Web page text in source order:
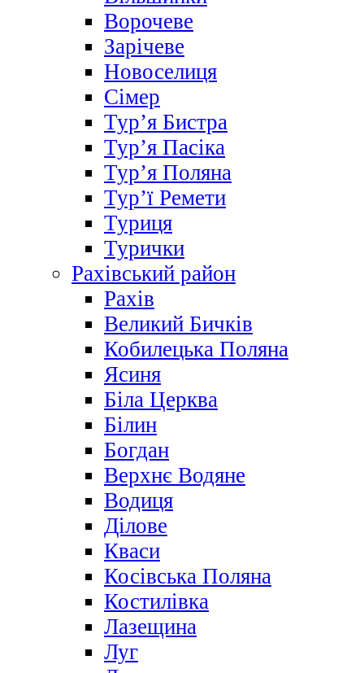
Ворочеве
Зарічеве
Новоселиця
Сімер
Тур’я Бистра
Тур’я Пасіка
Тур’я Поляна
Тур’ї Ремети
Туриця
Турички
Рахівський район
Рахів
Великий Бичків
Кобилецька Поляна
Ясиня
Біла Церква
Білин
Богдан
Верхнє Водяне
Водиця
Ділове
Кваси
Косівська Поляна
Костилівка
Лазещина
Луг